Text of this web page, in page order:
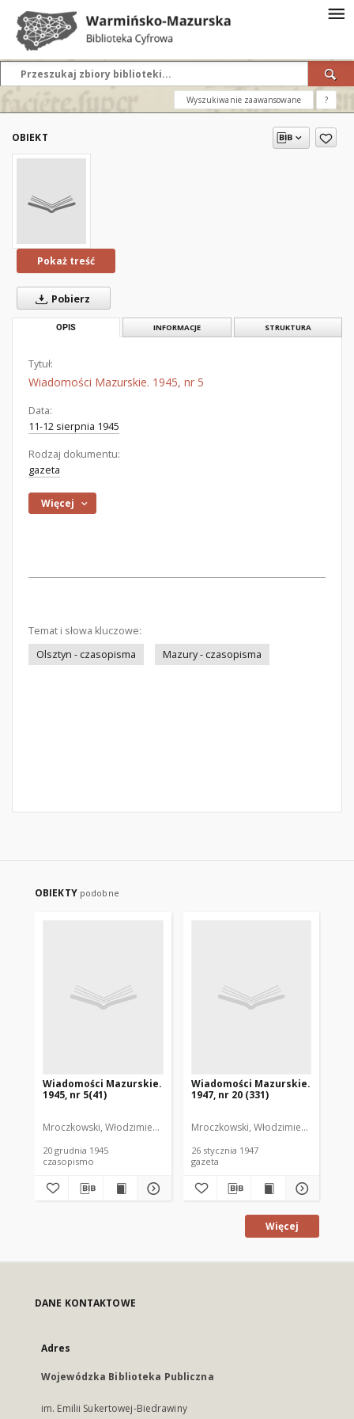
Wyszukiwanie zaawansowane ?
OBIEKT
Pokaż treść
Pobierz
OPIS INFORMACJE STRUKTURA
Tytuł:
Wiadomości Mazurskie. 1945, nr 5
Data:
11-12 sierpnia 1945
Rodzaj dokumentu:
gazeta
Więcej
Temat i słowa kluczowe:
Olsztyn - czasopisma
Mazury - czasopisma
OBIEKTY podobne
Wiadomości Mazurskie.
1945, nr 5(41)
Mroczkowski, Włodzimierz. Red.
20 grudnia 1945
czasopismo
Wiadomości Mazurskie.
1947, nr 20 (331)
Mroczkowski, Włodzimierz. Red.
26 stycznia 1947
gazeta
Więcej
DANE KONTAKTOWE
Adres
Wojewódzka Biblioteka Publiczna
im. Emilii Sukertowej-Biedrawiny